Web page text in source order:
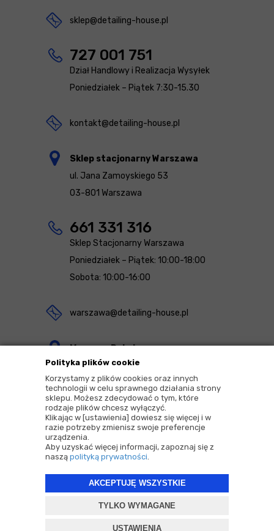
Polityka plików cookie
Korzystamy z plików cookies oraz innych
technologii w celu sprawnego działania strony
sklepu. Możesz zdecydować o tym, które
rodzaje plików chcesz wyłączyć.
Klikając w [ustawienia] dowiesz się więcej i w
razie potrzeby zmienisz swoje preferencje
urządzenia.
Aby uzyskać więcej informacji, zapoznaj się z
naszą polityką prywatności.
AKCEPTUJĘ WSZYSTKIE
TYLKO WYMAGANE
USTAWIENIA
sklep@detailing-house.pl
727 001 751
Dział Handlowy i Realizacja Wysyłek
Poniedziałek – Piątek 7:30-15.30
kontakt@detailing-house.pl
Sklep stacjonarny Warszawa
ul. Jana Zamoyskiego 53
03-801 Warszawa
661 331 316
Sklep Stacjonarny Warszawa
Poniedziałek – Piątek: 10:00-18:00
Sobota: 10:00-16:00
warszawa@detailing-house.pl
Magazyn Rekcin
Nomos Sp. z o.o. sp.k.
ul. Agrestowa 1
83-010 Rekcin
2026 © Copyrights by |Detailing House